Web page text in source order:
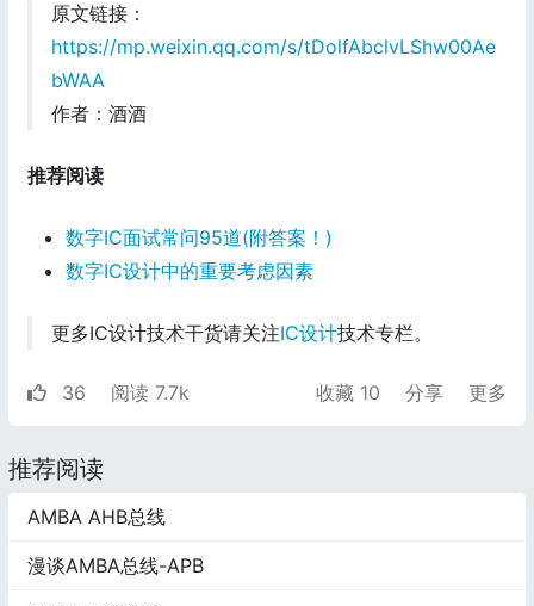
原文链接：
https://mp.weixin.qq.com/s/tDolfAbclvLShw00Ae
bWAA
作者：酒酒
推荐阅读
数字IC面试常问95道(附答案！)
数字IC设计中的重要考虑因素
更多IC设计技术干货请关注IC设计技术专栏。
36 阅读 7.7k 收藏 10 分享 更多
推荐阅读
AMBA AHB总线
漫谈AMBA总线-APB